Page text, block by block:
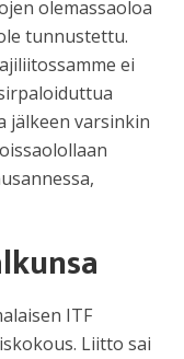
olemassaoloa
tunnustettu.
ei
jälkeen varsinkin
ITF
Liitto sai